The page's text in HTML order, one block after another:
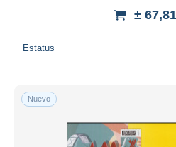
±
Estatus
Nuevo